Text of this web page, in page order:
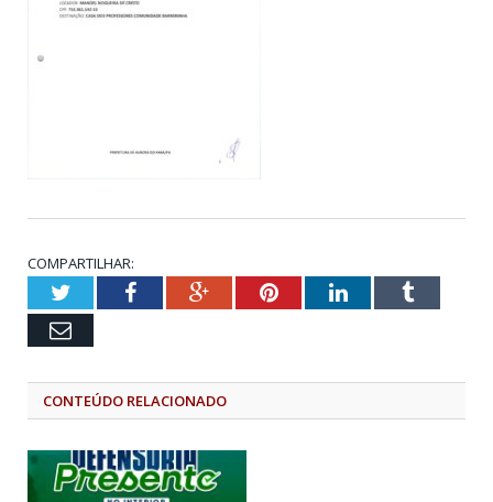
COMPARTILHAR:
TwitterFacebookGoogle+PinterestLinkedInTumblr
Email
CONTEÚDO RELACIONADO